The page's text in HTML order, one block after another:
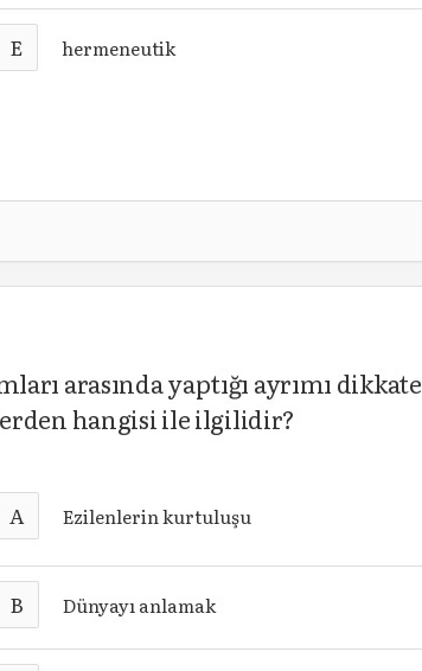
E hermeneutik
arasında yaptığı ayrımı
hangisi ile ilgilidir?
A Ezilenlerin kurtuluşu
B Dünyayı anlamak